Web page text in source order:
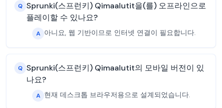
Q Sprunki(스프런키) Qimaalutit을(를) 오프라인으로
플레이할 수 있나요?
A 아니요, 웹 기반이므로 인터넷 연결이 필요합니다.
Q Sprunki(스프런키) Qimaalutit의 모바일 버전이 있
나요?
A 현재 데스크톱 브라우저용으로 설계되었습니다.